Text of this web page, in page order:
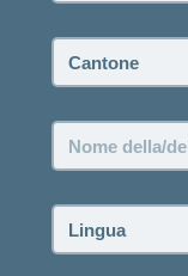
Cantone:
Nome
della/del
Lingua: